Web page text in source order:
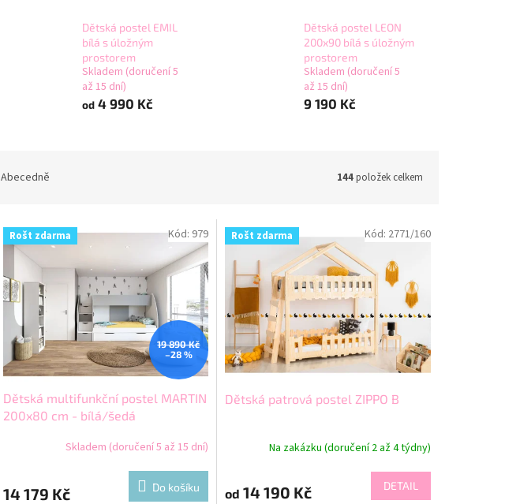
Dětská postel EMIL
bílá s úložným
prostorem
Skladem (doručení 5
až 15 dní)
od4 990 Kč
Dětská postel LEON
200x90 bílá s úložným
prostorem
Skladem (doručení 5
až 15 dní)
9 190 Kč
Abecedně 144položek celkem
Rošt zdarma
19 890 Kč
–28 %
Dětská multifunkční postel MARTIN
200x80 cm - bílá/šedá
Skladem (doručení 5 až 15 dní)
14 179 Kč Do košíku
Kód: 979 Rošt zdarma
Dětská patrová postel ZIPPO B
Na zakázku (doručení 2 až 4 týdny)
od 14 190 Kč DETAIL
Kód: 2771/160